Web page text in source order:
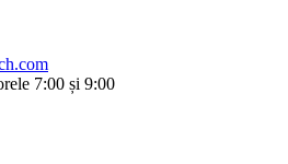
7:00 și 9:00